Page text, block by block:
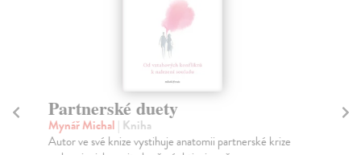
Partnerské duety
Mynář Michal | Kniha
Autor ve své knize vystihuje anatomii partnerské krize